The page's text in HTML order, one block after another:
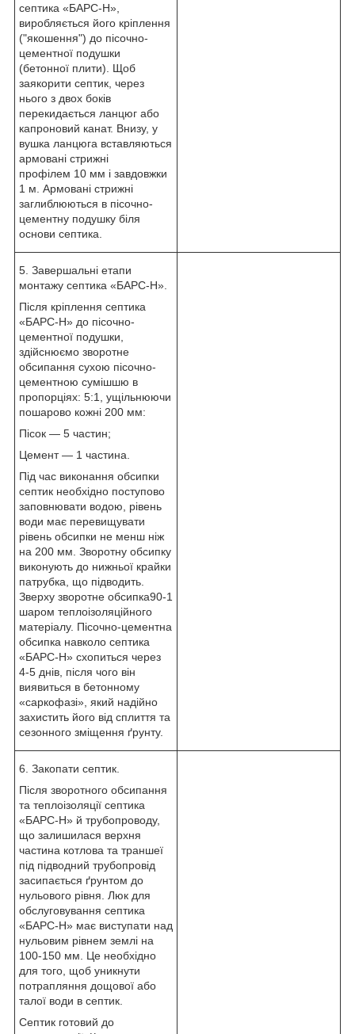
септика «БАРС-Н»,
виробляється його кріплення
("якошення") до пісочно-
цементної подушки
(бетонної плити). Щоб
заякорити септик, через
нього з двох боків
перекидається ланцюг або
капроновий канат. Внизу, у
вушка ланцюга вставляються
армовані стрижні
профілем 10 мм і завдовжки
1 м. Армовані стрижні
заглиблюються в пісочно-
цементну подушку біля
основи септика.
5. Завершальні етапи
монтажу септика «БАРС-Н».
Після кріплення септика
«БАРС-Н» до пісочно-
цементної подушки,
здійснюємо зворотне
обсипання сухою пісочно-
цементною сумішшю в
пропорціях: 5:1, ущільнюючи
пошарово кожні 200 мм:
Пісок — 5 частин;
Цемент — 1 частина.
Під час виконання обсипки
септик необхідно поступово
заповнювати водою, рівень
води має перевищувати
рівень обсипки не менш ніж
на 200 мм. Зворотну обсипку
виконують до нижньої крайки
патрубка, що підводить.
Зверху зворотне обсипка90-1
шаром теплоізоляційного
матеріалу. Пісочно-цементна
обсипка навколо септика
«БАРС-Н» схопиться через
4-5 днів, після чого він
виявиться в бетонному
«саркофазі», який надійно
захистить його від сплиття та
сезонного зміщення ґрунту.
6. Закопати септик.
Після зворотного обсипання
та теплоізоляції септика
«БАРС-Н» й трубопроводу,
що залишилася верхня
частина котлова та траншеї
під підводний трубопровід
засипається ґрунтом до
нульового рівня. Люк для
обслуговування септика
«БАРС-Н» має виступати над
нульовим рівнем землі на
100-150 мм. Це необхідно
для того, щоб уникнути
потрапляння дощової або
талої води в септик.
Септик готовий до